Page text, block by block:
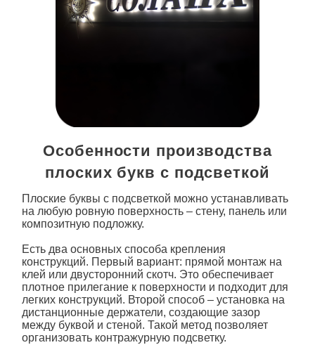
Особенности производства
плоских букв с подсветкой
Плоские буквы с подсветкой можно устанавливать
на любую ровную поверхность – стену, панель или
композитную подложку.
Есть два основных способа крепления
конструкций. Первый вариант: прямой монтаж на
клей или двусторонний скотч. Это обеспечивает
плотное прилегание к поверхности и подходит для
легких конструкций. Второй способ – установка на
дистанционные держатели, создающие зазор
между буквой и стеной. Такой метод позволяет
организовать контражурную подсветку.